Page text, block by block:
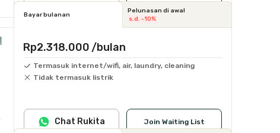
Bayar bulanan
Pelunasan di awal
s.d. -10%
Rp2.318.000 /bulan
Termasuk internet/wifi, air, laundry, cleaning
Tidak termasuk listrik
Join Waiting List
Chat Rukita